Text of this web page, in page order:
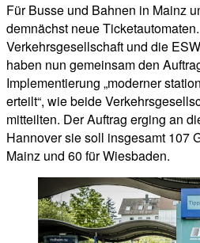
Für Busse und Bahnen in Mainz
demnächst neue
Verkehrsgesellschaft und die
haben nun gemeinsam den
Implementierung „moderner
erteilt“, wie beide
mitteilten. Der Auftrag erging an
Hannover sie soll insgesamt 107
Mainz und 60 für Wiesbaden.